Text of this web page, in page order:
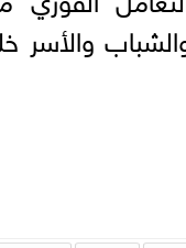
والأسر